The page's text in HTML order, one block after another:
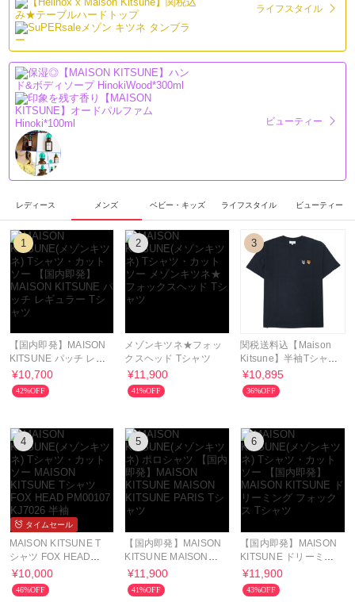
ライフスタイル
ビューティー
レディース メンズ ベビー・キッズ ライフスタイル ビューティー
1
【国内即発】MAISON
KITSUNE パッチ レギ
ュラー Tシャツ
¥10,700
42%OFF
2
メゾンキツネ★フォッ
クスヘッド Tシャツ
¥11,900
41%OFF
3
関税送料込【Maison
Kitsune】半袖Tシャツ
OM011CFKJ7025
¥10,895
36%OFF
4
タイムセール
MAISON KITSUNE T
シャツ FOX HEAD
PM00107 KJ7026 半
袖
¥10,000
46%OFF
5
【国内即発】MAISON
KITSUNE MAISON
KITSUNE PARIS Tシ
ャツ
¥11,900
41%OFF
6
【国内即発】MAISON
KITSUNE ドリーミン
グ フォックス Tシャツ
¥11,900
43%OFF